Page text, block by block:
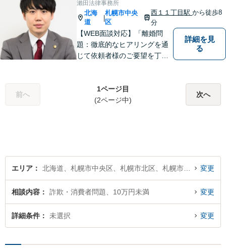
事件の見通しと費用の見込額
を正確に説明します。お気軽
にご相談下さい。
瀨田法律事務所
北海
道
|
札幌市中央
区
西１１丁目駅から徒歩8
分
【WEB面談対応】「離婚問
題：徹底的なヒアリングを通
じて依頼者様のご要望を丁寧
ます！遺産分割の相談を中心
に幅広い相談に対応」【休
詳細を見
る
前へ
1ページ目
(2ページ中)
次へ
エリア 変更
相談内容 詐欺・消費者問題、10万円未満 変更
詳細条件 未選択 変更